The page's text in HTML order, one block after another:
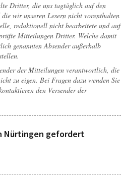
Dritter, die uns tagtäglich auf den
die wir unseren Lesern nicht vorenthalten
redaktionell nicht bearbeitete und auf
Mitteilungen Dritter. Welche damit
genannten Absender außerhalb
der Mitteilungen verantwortlich, die
zu eigen. Bei Fragen dazu wenden Sie
den Versender der
Nürtingen gefordert